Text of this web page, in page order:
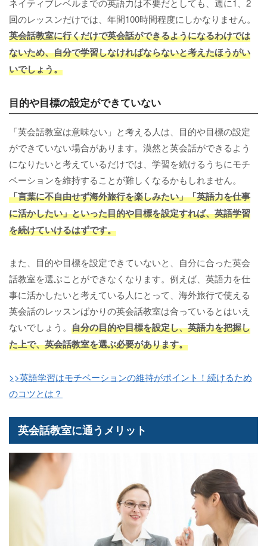
回のレッスンだけでは、年間100時間程度にしかなりません。
英会話教室に行くだけで英会話ができるようになるわけでは
ないため、自分で学習しなければならないと考えたほうがい
いでしょう。
目的や目標の設定ができていない
「英会話教室は意味ない」と考える人は、目的や目標の設定
ができていない場合があります。漠然と英会話ができるよう
になりたいと考えているだけでは、学習を続けるうちにモチ
ベーションを維持することが難しくなるかもしれません。
「言葉に不自由せず海外旅行を楽しみたい」「英語力を仕事
に活かしたい」といった目的や目標を設定すれば、英語学習
を続けていけるはずです。
また、目的や目標を設定できていないと、自分に合った英会
話教室を選ぶことができなくなります。例えば、英語力を仕
事に活かしたいと考えている人にとって、海外旅行で使える
英会話のレッスンばかりの英会話教室は合っているとはいえ
ないでしょう。 自分の目的や目標を設定し、英語力を把握し
た上で、英会話教室を選ぶ必要があります。
>>英語学習はモチベーションの維持がポイント！続けるため
のコツとは？
英会話教室に通うメリット